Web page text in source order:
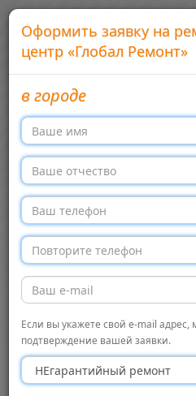
Добавить сервисный центр
Сервисные центры
Меню →
Главная Глобал Ремонт,
Сервисный
центр «Глобал
Ремонт»,Москва
Оформить заявку на
центр «Глобал Ремонт»
в городе
Если вы укажете свой e-mail
подтверждение вашей заявки.